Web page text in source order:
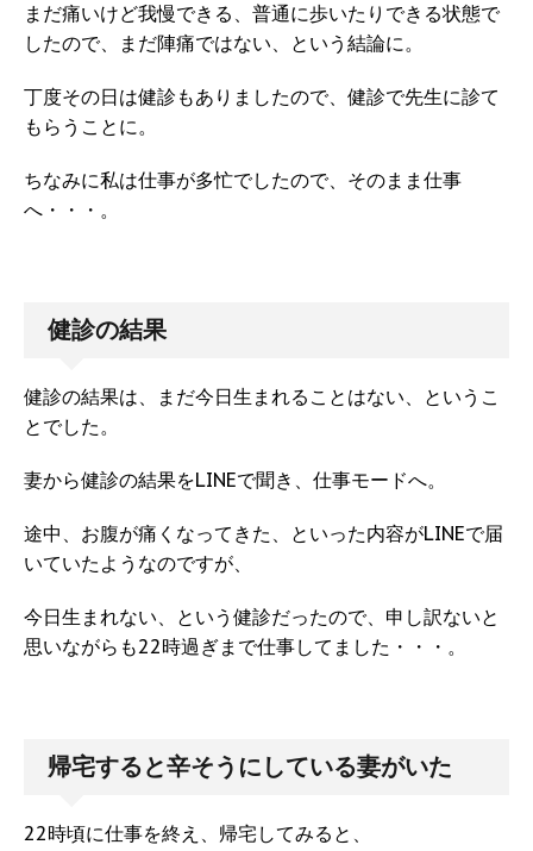
まだ痛いけど我慢できる、普通に歩いたりできる状態で
したので、まだ陣痛ではない、という結論に。
丁度その日は健診もありましたので、健診で先生に診て
もらうことに。
ちなみに私は仕事が多忙でしたので、そのまま仕事
へ・・・。
健診の結果
健診の結果は、まだ今日生まれることはない、というこ
とでした。
妻から健診の結果をLINEで聞き、仕事モードへ。
途中、お腹が痛くなってきた、といった内容がLINEで届
いていたようなのですが、
今日生まれない、という健診だったので、申し訳ないと
思いながらも22時過ぎまで仕事してました・・・。
帰宅すると辛そうにしている妻がいた
22時頃に仕事を終え、帰宅してみると、